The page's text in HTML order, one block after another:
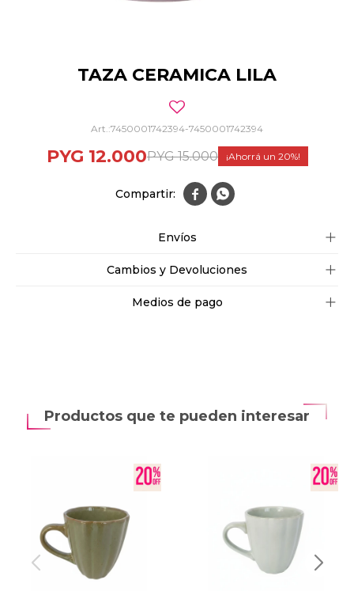
TAZA CERAMICA LILA
7450001742394-7450001742394
PYG 12.000PYG 15.000 20
 
Envíos
Cambios y Devoluciones
Medios de pago
Productos que te pueden interesar